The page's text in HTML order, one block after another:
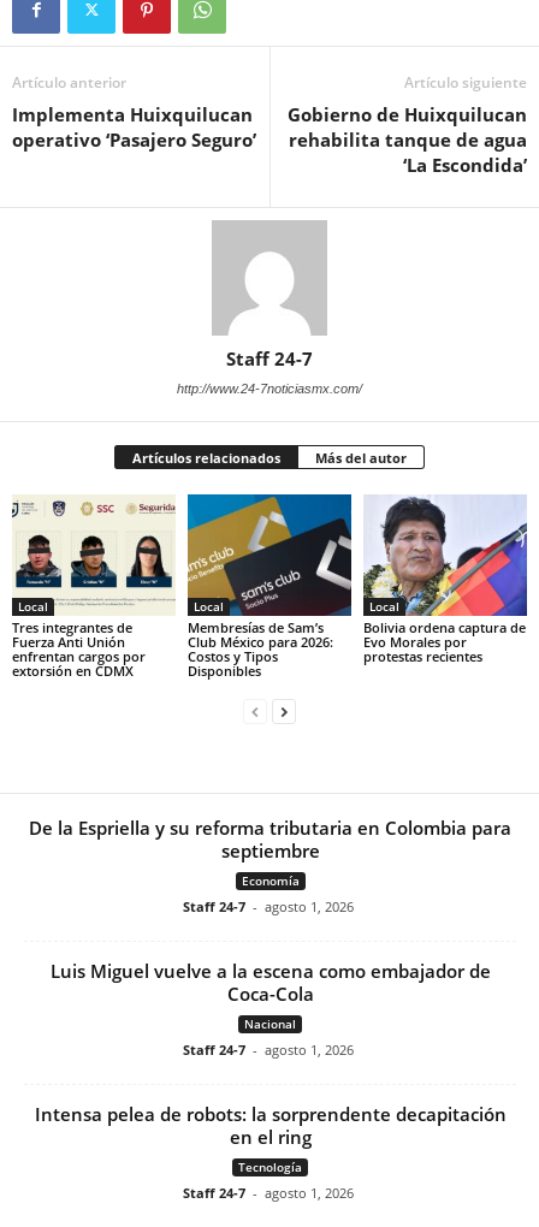
Artículo anterior
Implementa Huixquilucan
operativo ‘Pasajero Seguro’
Artículo siguiente
Gobierno de Huixquilucan
rehabilita tanque de agua
‘La Escondida’
Staff 24-7
http://www.24-7noticiasmx.com/
Artículos relacionados Más del autor
Local
Tres integrantes de
Fuerza Anti Unión
enfrentan cargos por
extorsión en CDMX
Local
Membresías de Sam’s
Club México para 2026:
Costos y Tipos
Disponibles
Local
Bolivia ordena captura de
Evo Morales por
protestas recientes
De la Espriella y su reforma tributaria en Colombia para
septiembre
Economía
Staff 24-7 - agosto 1, 2026
Luis Miguel vuelve a la escena como embajador de
Coca-Cola
Nacional
Staff 24-7 - agosto 1, 2026
Intensa pelea de robots: la sorprendente decapitación
en el ring
Tecnología
Staff 24-7 - agosto 1, 2026